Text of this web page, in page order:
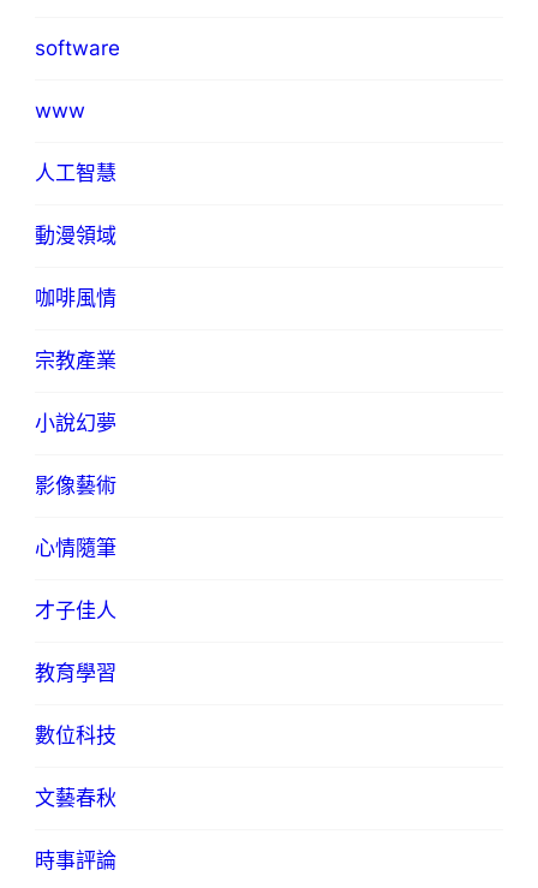
software
www
人工智慧
動漫領域
咖啡風情
宗教產業
小說幻夢
影像藝術
心情隨筆
才子佳人
教育學習
數位科技
文藝春秋
時事評論